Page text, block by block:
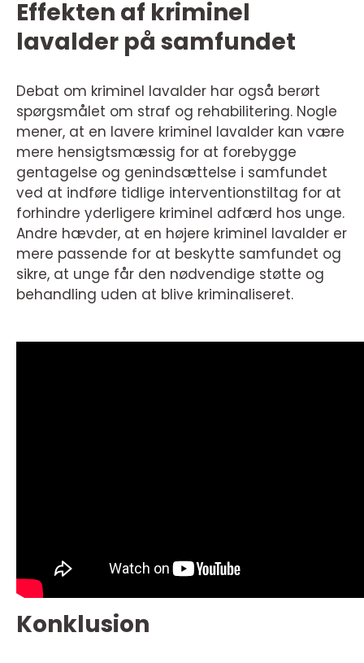
Effekten af kriminel
lavalder på samfundet
Debat om kriminel lavalder har også berørt
spørgsmålet om straf og rehabilitering. Nogle
mener, at en lavere kriminel lavalder kan være
mere hensigtsmæssig for at forebygge
gentagelse og genindsættelse i samfundet
ved at indføre tidlige interventionstiltag for at
forhindre yderligere kriminel adfærd hos unge.
Andre hævder, at en højere kriminel lavalder er
mere passende for at beskytte samfundet og
sikre, at unge får den nødvendige støtte og
behandling uden at blive kriminaliseret.
Konklusion